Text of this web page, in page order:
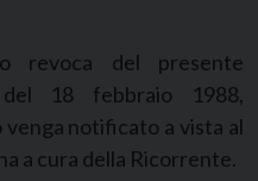
revoca del presente
del 18 febbraio 1988,
notificato a vista al
a cura della Ricorrente.